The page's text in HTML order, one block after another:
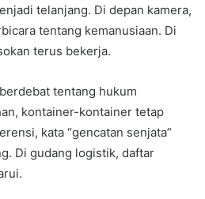
telanjang. Di depan kamera,
tentang kemanusiaan. Di
terus bekerja.
tentang hukum
kontainer-kontainer tetap
kata “gencatan senjata”
Di gudang logistik, daftar